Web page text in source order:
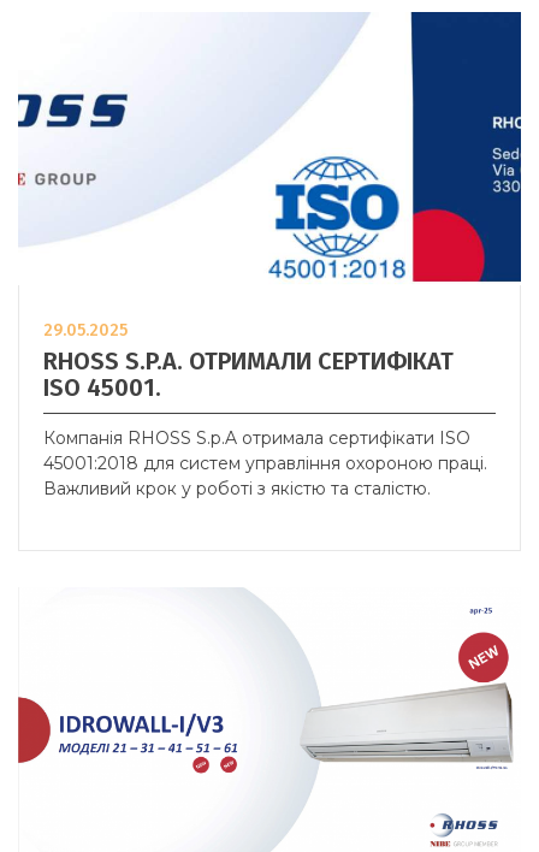
29.05.2025
RHOSS S.P.A. ОТРИМАЛИ СЕРТИФІКАТ
ISO 45001.
Компанія RHOSS S.p.A отримала сертифікати ISO
45001:2018 для систем управління охороною праці.
Важливий крок у роботі з якістю та сталістю.